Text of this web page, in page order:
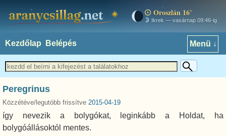
aranycsillag.net Oroszlán 16°
Ikrek — vasárnap 09:46-ig
Kezdőlap Belépés Menü ↓
Peregrinus
Közzétéve/legutóbb frissítve 2015-04-19
így nevezik a bolygókat, leginkább a Holdat, ha
bolygóállásoktól mentes.